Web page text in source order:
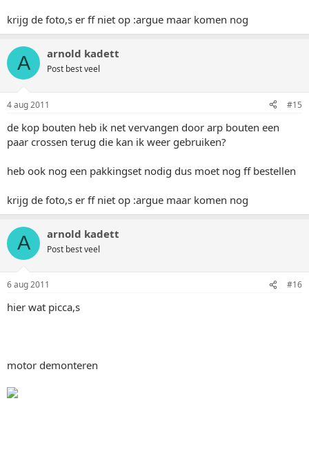
krijg de foto,s er ff niet op :argue maar komen nog
A arnold kadett
Post best veel
4 aug 2011 #15
de kop bouten heb ik net vervangen door arp bouten een
paar crossen terug die kan ik weer gebruiken?
heb ook nog een pakkingset nodig dus moet nog ff bestellen
krijg de foto,s er ff niet op :argue maar komen nog
A arnold kadett
Post best veel
6 aug 2011 #16
hier wat picca,s
motor demonteren